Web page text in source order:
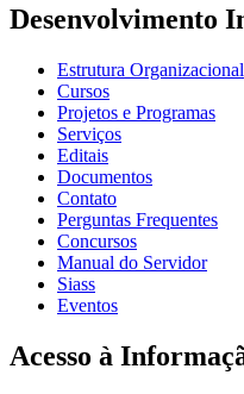
Desenvolvimento
Estrutura Organizacional
Cursos
Projetos e Programas
Serviços
Editais
Documentos
Contato
Perguntas Frequentes
Concursos
Manual do Servidor
Siass
Eventos
Acesso à